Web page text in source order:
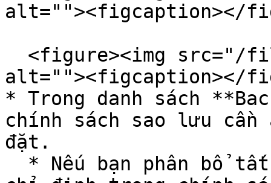
alt=""><figcaption></
alt=""><figcaption></
* Trong danh sách
chính sách sao lưu
đặt.